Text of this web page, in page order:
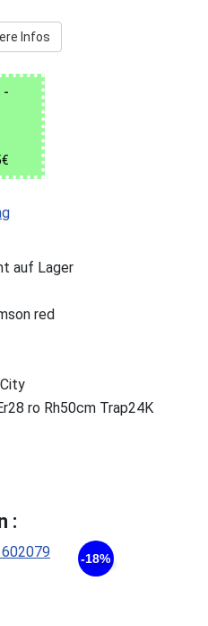
Infos
-
auf Lager
red
ro Rh50cm Trap24K
:
-18%